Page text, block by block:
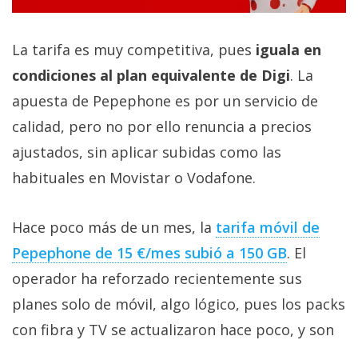
La tarifa es muy competitiva, pues iguala en
condiciones al plan equivalente de Digi. La
apuesta de Pepephone es por un servicio de
calidad, pero no por ello renuncia a precios
ajustados, sin aplicar subidas como las
habituales en Movistar o Vodafone.
Hace poco más de un mes, la tarifa móvil de
Pepephone de 15 €/mes subió a 150 GB‎. El
operador ha reforzado recientemente sus
planes solo de móvil, algo lógico, pues los packs
con fibra y TV se actualizaron hace poco, y son